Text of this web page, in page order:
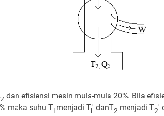
2 dan efisiensi mesin mula-mula 20%. Bila
maka suhu T menjadi T' danT2 menjadi T2'